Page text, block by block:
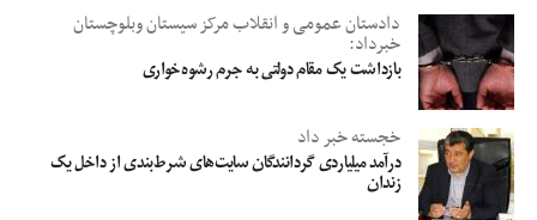
دادستان عمومی و انقلاب مرکز سیستان وبلوچستان
خبرداد:
بازداشت یک مقام دولتی به جرم رشوه‌خواری
خجسته خبر داد
درآمد میلیاردی گردانندگان سایت‌های شرط‌بندی از داخل یک
زندان